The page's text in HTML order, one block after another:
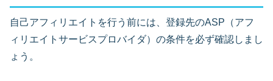
自己アフィリエイトを行う前には、登録先のASP（アフ
ィリエイトサービスプロバイダ）の条件を必ず確認しまし
ょう。